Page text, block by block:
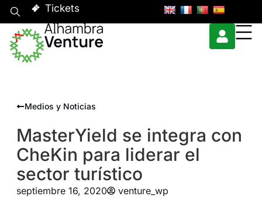
Tickets
Medios y Noticias
MasterYield se integra con
CheKin para liderar el
sector turístico
septiembre 16, 2020 venture_wp